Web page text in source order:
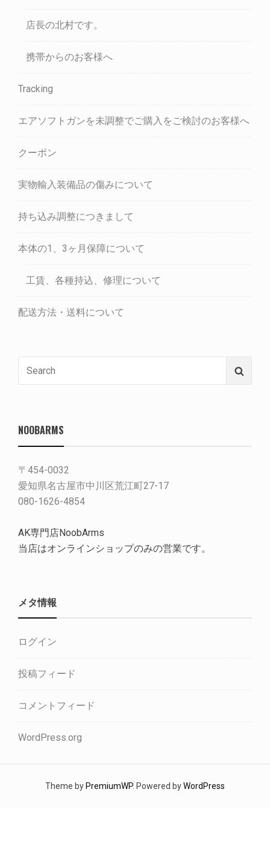
店長の北村です。
携帯からのお客様へ
Tracking
エアソフトガンを未調整でご購入をご検討のお客様へ
クーポン
実物輸入装備品の傷みについて
持ち込み調整につきまして
本体の1、3ヶ月保障について
工賃、各種持込、修理について
配送方法・送料について
NOOBARMS
〒454-0032
愛知県名古屋市中川区荒江町27-17
080-1626-4854
AK専門店NoobArms
当店はオンラインショップのみの営業です。
メタ情報
ログイン
投稿フィード
コメントフィード
WordPress.org
Theme by PremiumWP. Powered byWordPress